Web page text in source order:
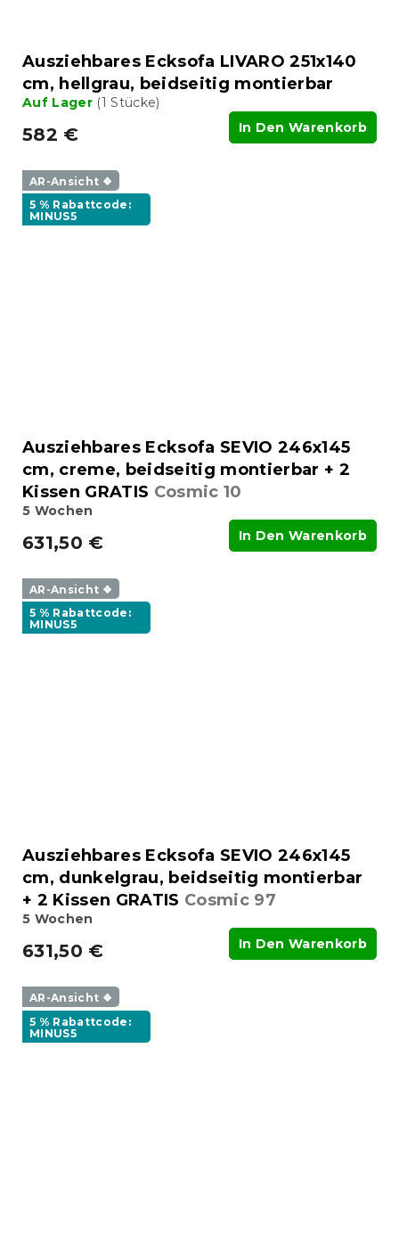
Ausziehbares Ecksofa LIVARO 251x140
cm, hellgrau, beidseitig montierbar
Auf Lager (1 Stücke)
582 € In Den Warenkorb
AR-Ansicht ❖
5 % Rabattcode:
MINUS5
Ausziehbares Ecksofa SEVIO 246x145
cm, creme, beidseitig montierbar + 2
Kissen GRATIS Cosmic 10
5 Wochen
631,50 € In Den Warenkorb
AR-Ansicht ❖
5 % Rabattcode:
MINUS5
Ausziehbares Ecksofa SEVIO 246x145
cm, dunkelgrau, beidseitig montierbar
+ 2 Kissen GRATIS Cosmic 97
5 Wochen
631,50 € In Den Warenkorb
AR-Ansicht ❖
5 % Rabattcode:
MINUS5